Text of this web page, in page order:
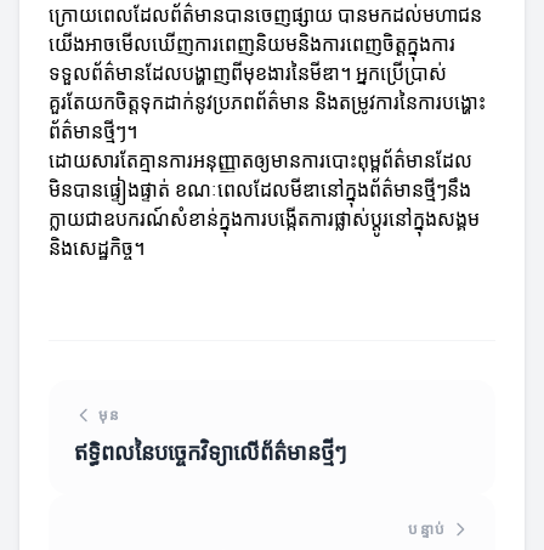
ក្រោយពេលដែលព័ត៌មានបានចេញផ្សាយ បានមកដល់មហាជន
យើងអាចមើលឃើញការពេញនិយមនិងការពេញចិត្តក្នុងការ
ទទួលព័ត៌មានដែលបង្ហាញពីមុខងារនៃមីឌា។ អ្នកប្រើប្រាស់
គួរតែយកចិត្តទុកដាក់នូវប្រភពព័ត៌មាន និងតម្រូវការនៃការបង្ហោះ
ព័ត៌មានថ្មីៗ។
ដោយសារតែគ្មានការអនុញ្ញាតឲ្យមានការបោះពុម្ពព័ត៌មានដែល
មិនបានផ្ទៀងផ្ទាត់ ខណៈពេលដែលមីឌានៅក្នុងព័ត៌មានថ្មីៗនឹង
ក្លាយជាឧបករណ៍សំខាន់ក្នុងការបង្កើតការផ្លាស់ប្តូរនៅក្នុងសង្គម
និងសេដ្ឋកិច្ច។
មុន
ឥទ្ធិពលនៃបច្ចេកវិទ្យាលើព័ត៌មានថ្មីៗ
បន្ទាប់